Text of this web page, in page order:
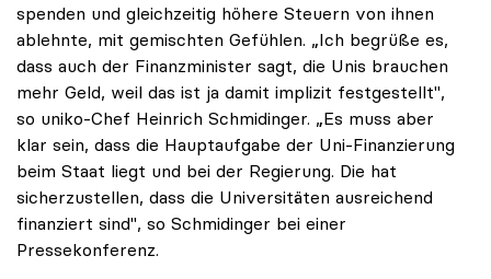
spenden und gleichzeitig höhere Steuern von ihnen
ablehnte, mit gemischten Gefühlen. „Ich begrüße es,
dass auch der Finanzminister sagt, die Unis brauchen
mehr Geld, weil das ist ja damit implizit festgestellt",
so uniko-Chef Heinrich Schmidinger. „Es muss aber
klar sein, dass die Hauptaufgabe der Uni-Finanzierung
beim Staat liegt und bei der Regierung. Die hat
sicherzustellen, dass die Universitäten ausreichend
finanziert sind", so Schmidinger bei einer
Pressekonferenz.